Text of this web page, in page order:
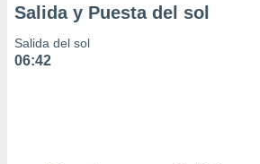
Salida y Puesta del sol
Salida del sol
06:42